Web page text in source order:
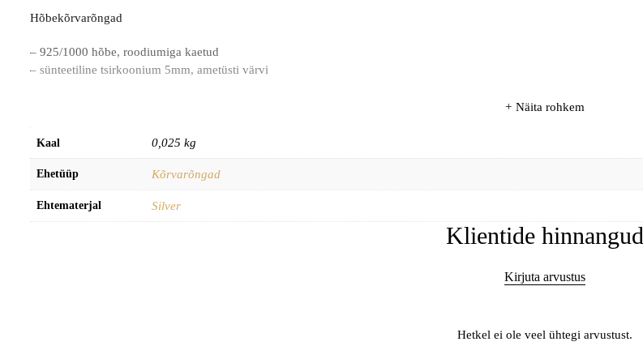
Hõbekõrvarõngad
– 925/1000 hõbe, roodiumiga kaetud
– sünteetiline tsirkoonium 5mm, ametüsti värvi
Näita rohkem
Kaal 0,025 kg
Ehetüüp Kõrvarõngad
Ehtematerjal Silver
Klientide hinnangud
Kirjuta arvustus
Hetkel ei ole veel ühtegi arvustust.